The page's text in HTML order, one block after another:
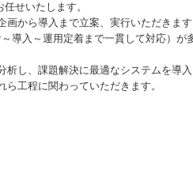
せいたします。
から導入まで立案、実行いただきます
導入～運用定着まで一貫して対応）が
析し、課題解決に最適なシステムを導
工程に関わっていただきます。